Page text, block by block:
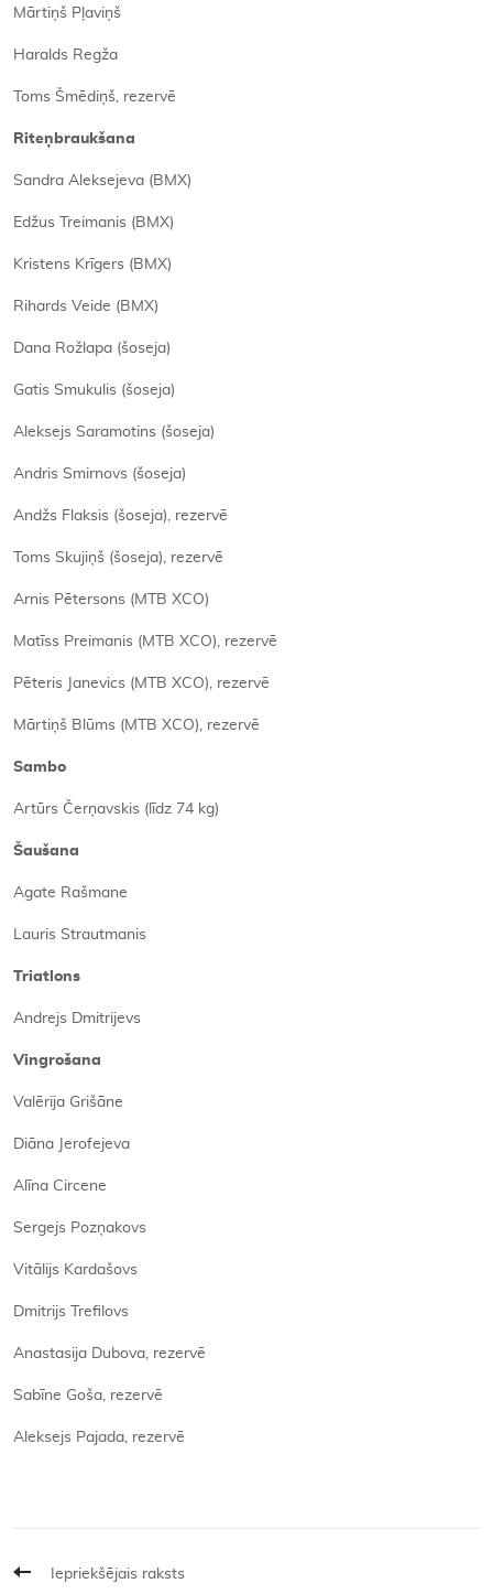
Mārtiņš Pļaviņš
Haralds Regža
Toms Šmēdiņš, rezervē
Riteņbraukšana
Sandra Aleksejeva (BMX)
Edžus Treimanis (BMX)
Kristens Krīgers (BMX)
Rihards Veide (BMX)
Dana Rožlapa (šoseja)
Gatis Smukulis (šoseja)
Aleksejs Saramotins (šoseja)
Andris Smirnovs (šoseja)
Andžs Flaksis (šoseja), rezervē
Toms Skujiņš (šoseja), rezervē
Arnis Pētersons (MTB XCO)
Matīss Preimanis (MTB XCO), rezervē
Pēteris Janevics (MTB XCO), rezervē
Mārtiņš Blūms (MTB XCO), rezervē
Sambo
Artūrs Čerņavskis (līdz 74 kg)
Šaušana
Agate Rašmane
Lauris Strautmanis
Triatlons
Andrejs Dmitrijevs
Vingrošana
Valērija Grišāne
Diāna Jerofejeva
Alīna Circene
Sergejs Pozņakovs
Vitālijs Kardašovs
Dmitrijs Trefilovs
Anastasija Dubova, rezervē
Sabīne Goša, rezervē
Aleksejs Pajada, rezervē
Iepriekšējais raksts